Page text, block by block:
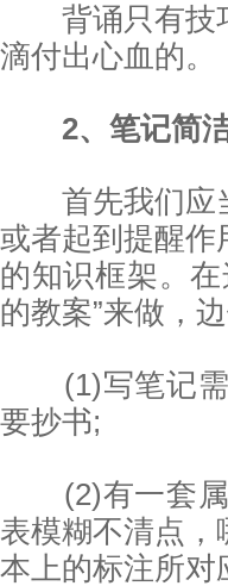
背诵只有技巧
滴付出心血的。
2、笔记简
首先我们应
或者起到提醒作
的知识框架。
的教案”来做，
(1)写笔记需
要抄书;
(2)有一套属
表模糊不清点，
本上的标注所对